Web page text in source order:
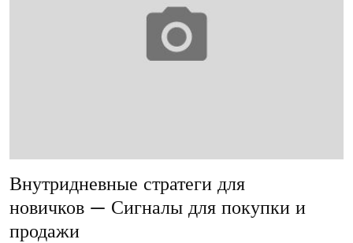
Внутридневные стратеги для
новичков — Сигналы для покупки и
продажи